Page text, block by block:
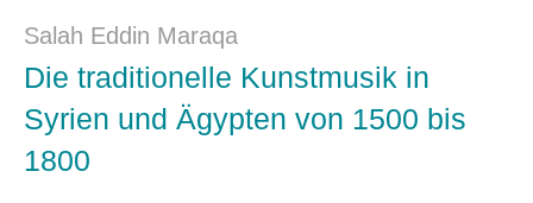
Salah Eddin Maraqa
Die traditionelle Kunstmusik in
Syrien und Ägypten von 1500 bis
1800